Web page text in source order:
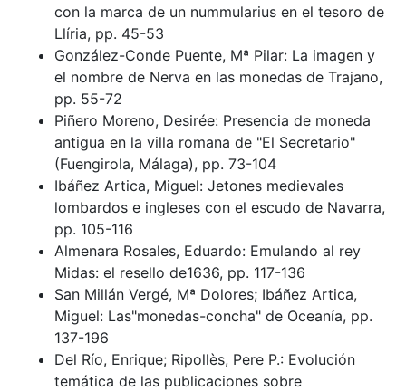
con la marca de un nummularius en el tesoro de
Llíria, pp. 45-53
González-Conde Puente, Mª Pilar: La imagen y
el nombre de Nerva en las monedas de Trajano,
pp. 55-72
Piñero Moreno, Desirée: Presencia de moneda
antigua en la villa romana de "El Secretario"
(Fuengirola, Málaga), pp. 73-104
Ibáñez Artica, Miguel: Jetones medievales
lombardos e ingleses con el escudo de Navarra,
pp. 105-116
Almenara Rosales, Eduardo: Emulando al rey
Midas: el resello de1636, pp. 117-136
San Millán Vergé, Mª Dolores; Ibáñez Artica,
Miguel: Las"monedas-concha" de Oceanía, pp.
137-196
Del Río, Enrique; Ripollès, Pere P.: Evolución
temática de las publicaciones sobre